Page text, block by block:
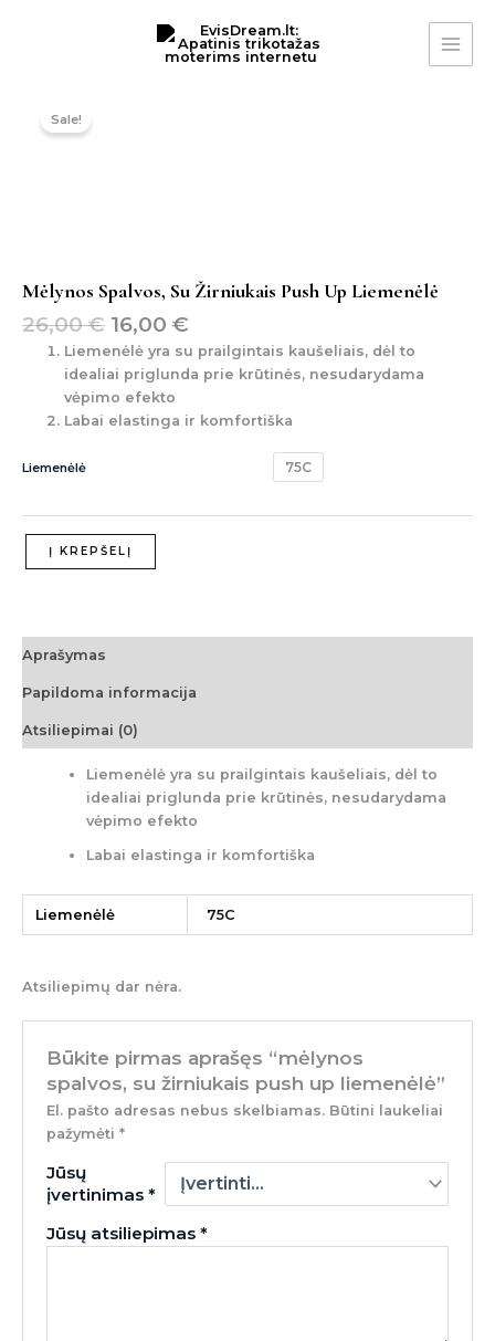
Sale!
Mėlynos Spalvos, Su Žirniukais Push Up Liemenėlė
26,00€ 16,00 €
Liemenėlė yra su prailgintais kaušeliais, dėl to
idealiai priglunda prie krūtinės, nesudarydama
vėpimo efekto
Labai elastinga ir komfortiška
Liemenėlė 75C
kiekis:
mėlynos
Į KREPŠELĮ
Aprašymas
Papildoma informacija
Atsiliepimai (0)
Liemenėlė yra su prailgintais kaušeliais, dėl to
idealiai priglunda prie krūtinės, nesudarydama
vėpimo efekto
Labai elastinga ir komfortiška
Liemenėlė 75C
Atsiliepimų dar nėra.
Būkite pirmas aprašęs “mėlynos
spalvos, su žirniukais push up liemenėlė”
El. pašto adresas nebus skelbiamas. Būtini laukeliai
pažymėti*
Jūsų
įvertinimas*
Jūsų atsiliepimas*